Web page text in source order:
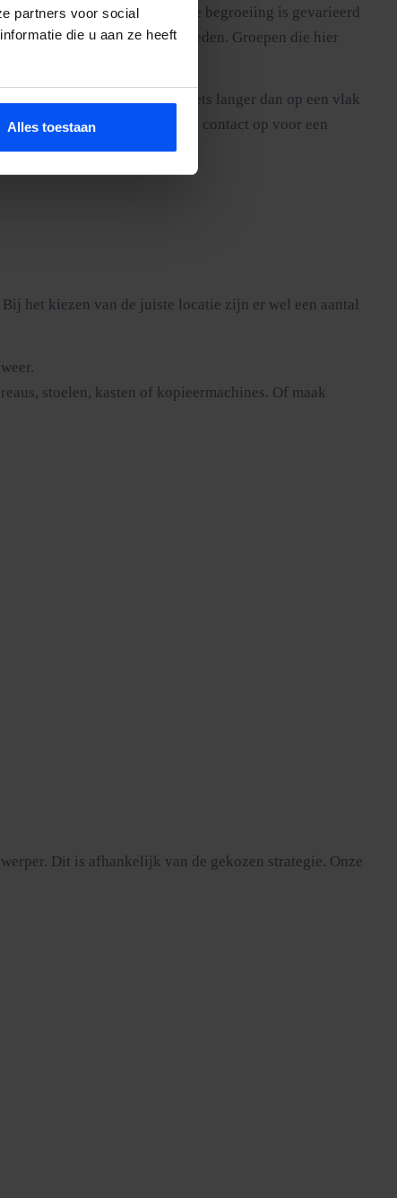
partners voor social
die u aan ze heeft
Alles toestaan
Het terrein is heuvelachtig, de begroeiing is gevarieerd
dat een stadspark niet kan bieden. Groepen die hier
obstakels. De opbouw duurt iets langer dan op een vlak
in speelplezier. Neem contact op voor een
het kiezen van de juiste locatie zijn er wel een aantal
stoelen, kasten of kopieermachines. Of maak
Dit is afhankelijk van de gekozen strategie. Onze